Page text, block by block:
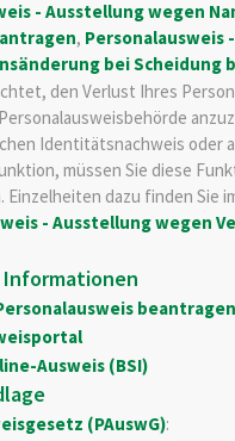
- Ausstellung wegen
, Personalausweis
bei Scheidung
den Verlust Ihres
Identitätsnachweis oder
müssen Sie diese
Einzelheiten dazu finden Sie
- Ausstellung wegen
beantragen
Ausweis (BSI)
(PAuswG):